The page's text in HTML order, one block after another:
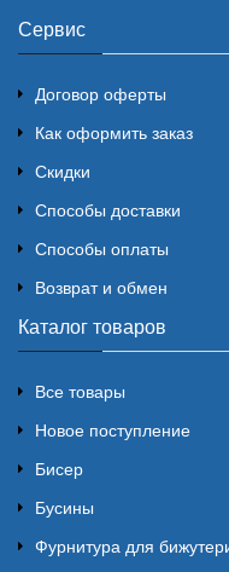
Сервис
Договор оферты
Как оформить заказ
Скидки
Способы доставки
Способы оплаты
Возврат и обмен
Каталог товаров
Все товары
Новое поступление
Бисер
Бусины
Фурнитура для